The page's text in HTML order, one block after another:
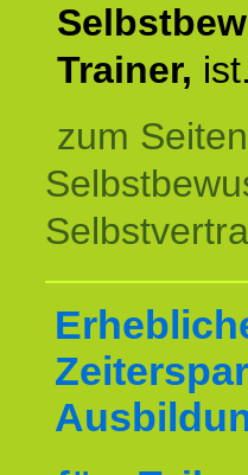
Trainer, ist.
zum